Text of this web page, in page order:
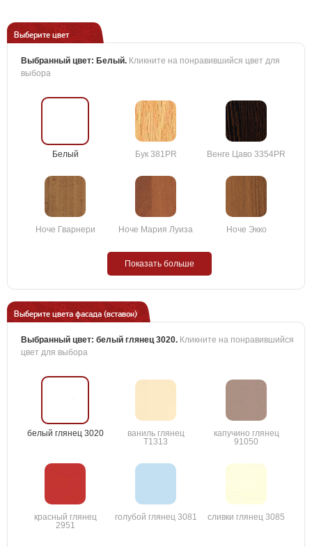
Выберите цвет
Выбранный цвет: Белый. Кликните на понравившийся цвет для
выбора
Белый Бук 381PR Венге Цаво 3354PR
Ноче Гварнери Ноче Мария Луиза Ноче Экко
Показать больше
Выберите цвета фасада (вставок)
Выбранный цвет: белый глянец 3020. Кликните на понравившийся
цвет для выбора
белый глянец 3020
ваниль глянец
T1313
капучино глянец
91050
красный глянец
2951
голубой глянец 3081 сливки глянец 3085